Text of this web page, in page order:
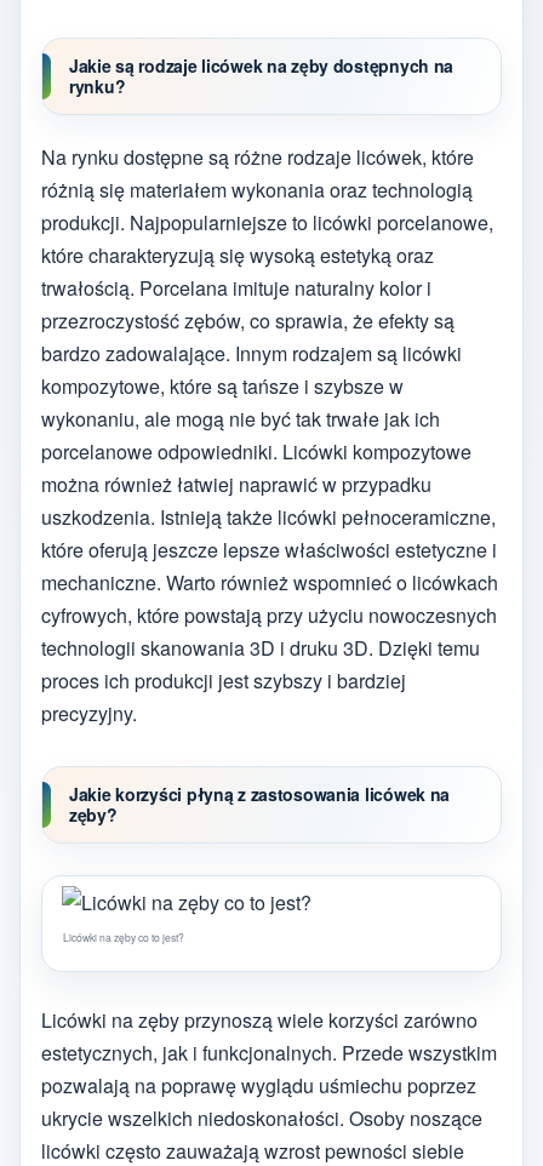
Jakie są rodzaje licówek na zęby dostępnych na
rynku?
Na rynku dostępne są różne rodzaje licówek, które
różnią się materiałem wykonania oraz technologią
produkcji. Najpopularniejsze to licówki porcelanowe,
które charakteryzują się wysoką estetyką oraz
trwałością. Porcelana imituje naturalny kolor i
przezroczystość zębów, co sprawia, że efekty są
bardzo zadowalające. Innym rodzajem są licówki
kompozytowe, które są tańsze i szybsze w
wykonaniu, ale mogą nie być tak trwałe jak ich
porcelanowe odpowiedniki. Licówki kompozytowe
można również łatwiej naprawić w przypadku
uszkodzenia. Istnieją także licówki pełnoceramiczne,
które oferują jeszcze lepsze właściwości estetyczne i
mechaniczne. Warto również wspomnieć o licówkach
cyfrowych, które powstają przy użyciu nowoczesnych
technologii skanowania 3D i druku 3D. Dzięki temu
proces ich produkcji jest szybszy i bardziej
precyzyjny.
Jakie korzyści płyną z zastosowania licówek na
zęby?
Licówki na zęby co to jest?
Licówki na zęby przynoszą wiele korzyści zarówno
estetycznych, jak i funkcjonalnych. Przede wszystkim
pozwalają na poprawę wyglądu uśmiechu poprzez
ukrycie wszelkich niedoskonałości. Osoby noszące
licówki często zauważają wzrost pewności siebie